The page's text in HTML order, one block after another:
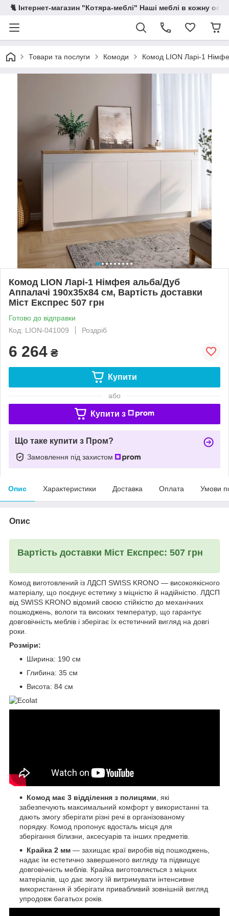
🐈 Інтернет-магазин "Котяра-меблі" Наші меблі в кожну
Товари та послуги Комоди Комод LION Ларі-1
Комод LION Ларі-1 Німфея альба/Дуб
Аппалачі 190х35х84 см, Вартість доставки
Міст Експрес 507 грн
Готово до відправки
Код: LION-041009
Роздріб
6 264 ₴
Купити
або
Купити з
Що таке купити з Пром?
Замовлення під захистом
Опис Характеристики Доставка Оплата Умови
Опис
Вартість доставки Міст Експрес: 507 грн
Комод виготовлений із ЛДСП SWISS KRONO — високоякісного
матеріалу, що поєднує естетику з міцністю й надійністю. ЛДСП
від SWISS KRONO відомий своєю стійкістю до механічних
пошкоджень, вологи та високих температур, що гарантує
довговічність меблів і зберігає їх естетичний вигляд на довгі
роки.
Розміри:
Ширина: 190 см
Глибина: 35 см
Висота: 84 см
Комод має 3 відділення з полицями, які
забезпечують максимальний комфорт у використанні та
дають змогу зберігати різні речі в організованому
порядку. Комод пропонує вдосталь місця для
зберігання білизни, аксесуарів та інших предметів.
Крайка 2 мм — захищає краї виробів від пошкоджень,
надає їм естетично завершеного вигляду та підвищує
довговічність меблів. Крайка виготовляється з міцних
матеріалів, що дає змогу їй витримувати інтенсивне
використання й зберігати привабливий зовнішній вигляд
упродовж багатьох років.